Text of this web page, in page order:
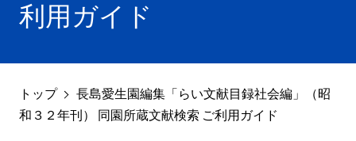
利用ガイド
トップ
長島愛生園編集「らい文献目録社会編」（昭
和３２年刊） 同園所蔵文献検索 ご利用ガイド